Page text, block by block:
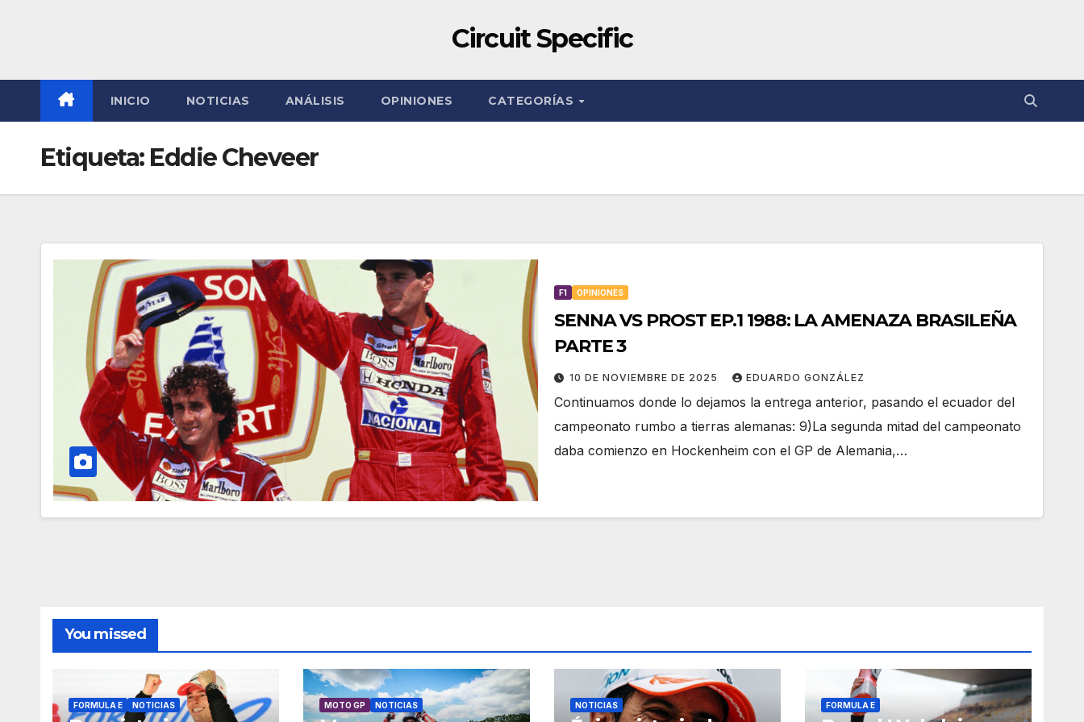
Circuit Specific
INICIO NOTICIAS ANÁLISIS OPINIONES CATEGORÍAS
Etiqueta: Eddie Cheveer
F1 OPINIONES
SENNA VS PROST EP.1 1988: LA AMENAZA BRASILEÑA
PARTE 3
10 DE NOVIEMBRE DE 2025 EDUARDO GONZÁLEZ
Continuamos donde lo dejamos la entrega anterior, pasando el ecuador del
campeonato rumbo a tierras alemanas: 9)La segunda mitad del campeonato
daba comienzo en Hockenheim con el GP de Alemania,…
You missed
FORMULA E NOTICIAS MOTO GP NOTICIAS NOTICIAS FORMULA E